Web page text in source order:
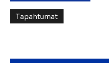
Tapahtumat